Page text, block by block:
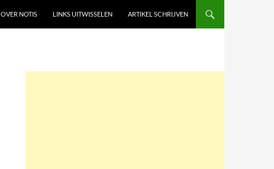
OVER NOTIS LINKS UITWISSELEN ARTIKEL SCHRIJVEN